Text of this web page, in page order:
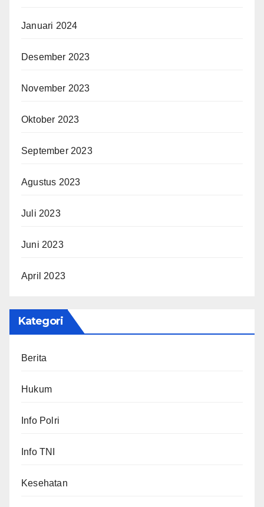
Januari 2024
Desember 2023
November 2023
Oktober 2023
September 2023
Agustus 2023
Juli 2023
Juni 2023
April 2023
Kategori
Berita
Hukum
Info Polri
Info TNI
Kesehatan